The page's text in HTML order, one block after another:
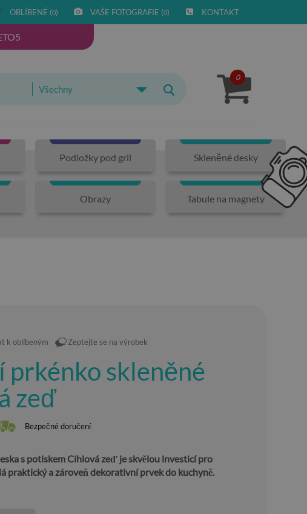
OBLÍBENÉ (0) VAŠE FOTOGRAFIE (0) KONTAKT
Všechny
0
Podložky pod gril Skleněné desky
Obrazy Tabule na magnety
k oblíbeným Zeptejte se na výrobek
prkénko skleněné
zeď
Bezpečné doručení
s potiskem Cihlová zeď je skvělou investicí pro
praktický a zároveň dekorativní prvek do kuchyně.